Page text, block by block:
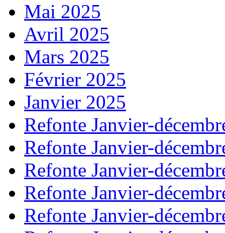
Mai 2025
Avril 2025
Mars 2025
Février 2025
Janvier 2025
Refonte Janvier-
Refonte Janvier-
Refonte Janvier-
Refonte Janvier-
Refonte Janvier-